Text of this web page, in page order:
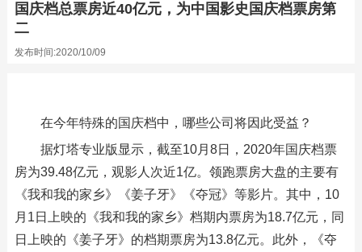
国庆档总票房近40亿元，为中国影史国庆档票房第
二
发布时间:2020/10/09
在今年特殊的国庆档中，哪些公司将因此受益？
据灯塔专业版显示，截至10月8日，2020年国庆档票
房为39.48亿元，观影人次近1亿。领跑票房大盘的主要有
《我和我的家乡》《姜子牙》《夺冠》等影片。其中，10
月1日上映的《我和我的家乡》档期内票房为18.7亿元，同
日上映的《姜子牙》的档期票房为13.8亿元。此外，《夺